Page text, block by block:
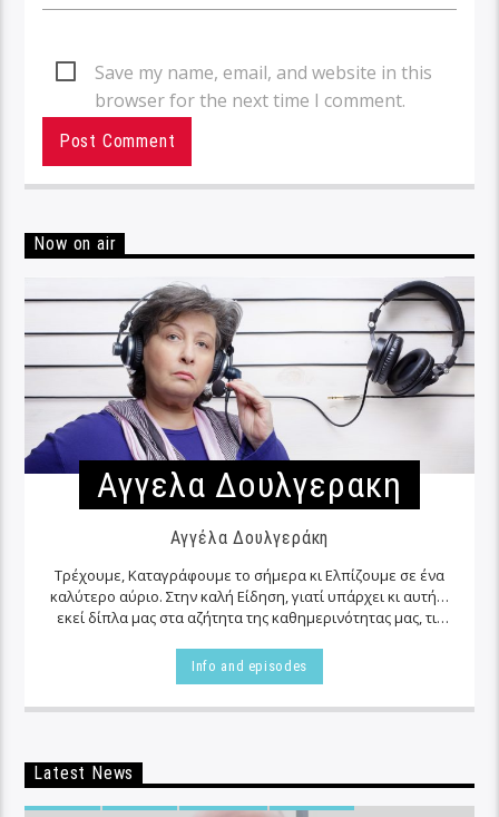
Save my name, email, and website in this
browser for the next time I comment.
Now on air
Αγγελα Δουλγερακη
Αγγέλα Δουλγεράκη
Τρέχουμε, Καταγράφουμε το σήμερα κι Ελπίζουμε σε ένα
καλύτερο αύριο. Στην καλή Είδηση, γιατί υπάρχει κι αυτή…
εκεί δίπλα μας στα αζήτητα της καθημερινότητας μας, τις
Info and episodes
Latest News